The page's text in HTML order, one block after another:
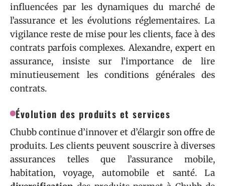
influencées par les dynamiques du marché de
l’assurance et les évolutions réglementaires. La
vigilance reste de mise pour les clients, face à des
contrats parfois complexes. Alexandre, expert en
assurance, insiste sur l’importance de lire
minutieusement les conditions générales des
contrats.
Évolution des produits et services
Chubb continue d’innover et d’élargir son offre de
produits. Les clients peuvent souscrire à diverses
assurances telles que l’assurance mobile,
habitation, voyage, automobile et santé. La